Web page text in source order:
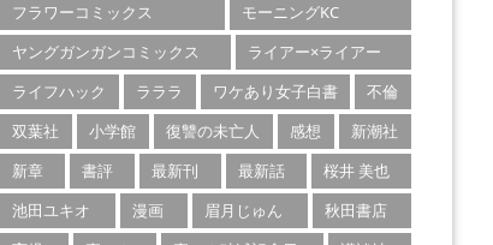
フラワーコミックス
モーニングKC
ヤングガンガンコミックス
ライアー×ライアー
ライフハック
ラララ ワケあり女子白書
不倫
双葉社
小学館 復讐の未亡人 感想
新潮社
新章
書評 最新刊 最新話
桜井 美也
池田ユキオ
漫画 眉月じゅん
秋田書店